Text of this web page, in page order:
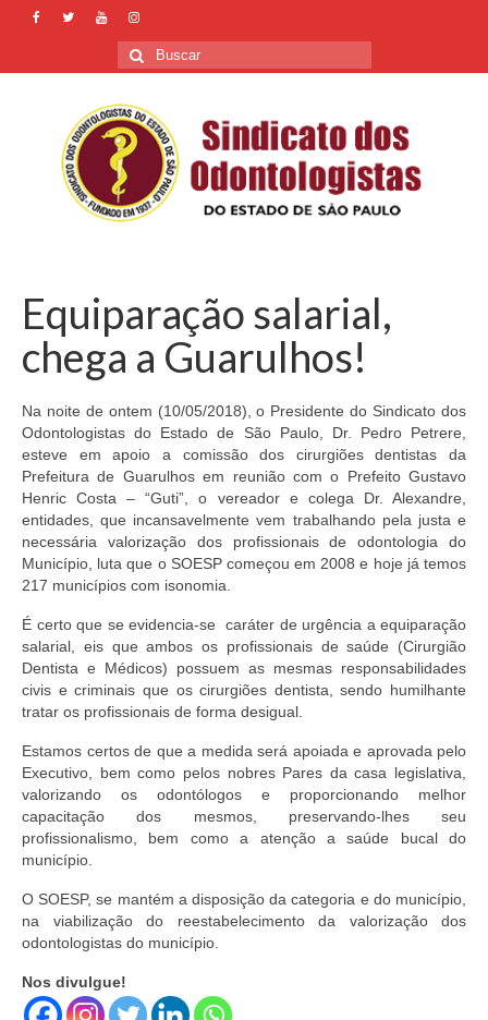
Buscar
por:
Equiparação salarial,
chega a Guarulhos!
Na noite de ontem (10/05/2018), o Presidente do Sindicato dos
Odontologistas do Estado de São Paulo, Dr. Pedro Petrere,
esteve em apoio a comissão dos cirurgiões dentistas da
Prefeitura de Guarulhos em reunião com o Prefeito Gustavo
Henric Costa – “Guti”, o vereador e colega Dr. Alexandre,
entidades, que incansavelmente vem trabalhando pela justa e
necessária valorização dos profissionais de odontologia do
Município, luta que o SOESP começou em 2008 e hoje já temos
217 municípios com isonomia.
É certo que se evidencia-se caráter de urgência a equiparação
salarial, eis que ambos os profissionais de saúde (Cirurgião
Dentista e Médicos) possuem as mesmas responsabilidades
civis e criminais que os cirurgiões dentista, sendo humilhante
tratar os profissionais de forma desigual.
Estamos certos de que a medida será apoiada e aprovada pelo
Executivo, bem como pelos nobres Pares da casa legislativa,
valorizando os odontólogos e proporcionando melhor
capacitação dos mesmos, preservando-lhes seu
profissionalismo, bem como a atenção a saúde bucal do
município.
O SOESP, se mantém a disposição da categoria e do município,
na viabilização do reestabelecimento da valorização dos
odontologistas do município.
Nos divulgue!